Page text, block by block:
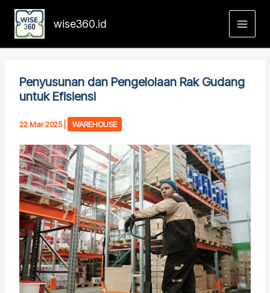
Skip
content
wise360.id
Penyusunan dan Pengelolaan Rak Gudang
untuk Efisiensi
22 Mar 2025 WAREHOUSE